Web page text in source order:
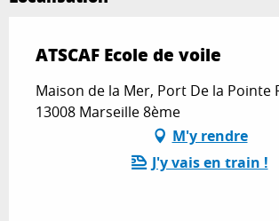
ATSCAF Ecole de voile
Maison de la Mer, Port De la Pointe
13008 Marseille 8ème
M'y rendre
J'y vais en train !